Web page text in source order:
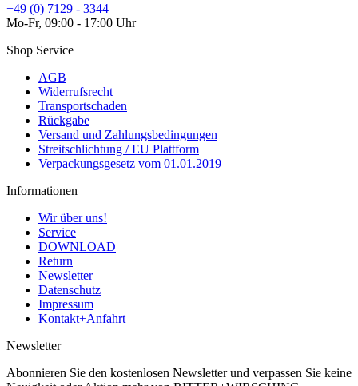
+49 (0) 7129 - 3344
Mo-Fr, 09:00 - 17:00 Uhr
Shop Service
AGB
Widerrufsrecht
Transportschaden
Rückgabe
Versand und Zahlungsbedingungen
Streitschlichtung / EU Plattform
Verpackungsgesetz vom 01.01.2019
Informationen
Wir über uns!
Service
DOWNLOAD
Return
Newsletter
Datenschutz
Impressum
Kontakt+Anfahrt
Newsletter
Abonnieren Sie den kostenlosen Newsletter und verpassen Sie keine